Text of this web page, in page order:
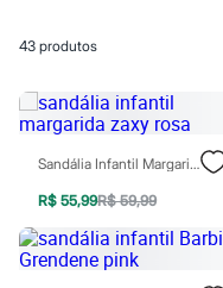
Jeans
Saias
Shorts e Bermudas
Vestidos
Acessórios
Bolsas
Bonés e Chapéus
Cintos
Óculos
43 produtos
Sandália Infantil Margarida Zaxy Rosa
R$ 55,99R$ 59,99